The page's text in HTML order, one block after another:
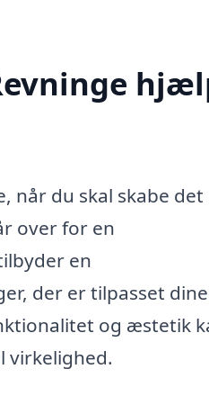
når du skal skabe det
over for en
en
der er tilpasset dine
og æstetik
virkelighed.